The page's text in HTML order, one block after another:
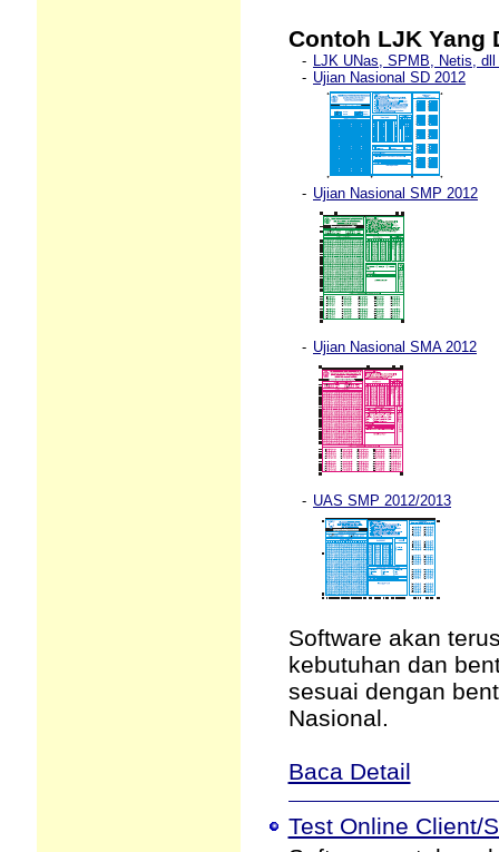
Contoh LJKYang
-
LJK UNas, SPMB, Netis,
- Ujian Nasional SD 2012
- Ujian Nasional SMP 2012
- Ujian Nasional SMA 2012
- UAS SMP 2012/2013
Software akan
kebutuhan dan
sesuai dengan
Nasional.
Baca Detail
Test Online Client/